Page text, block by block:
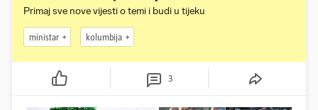
Primaj sve nove vijesti o temi i budi u tijeku
ministar kolumbija
3